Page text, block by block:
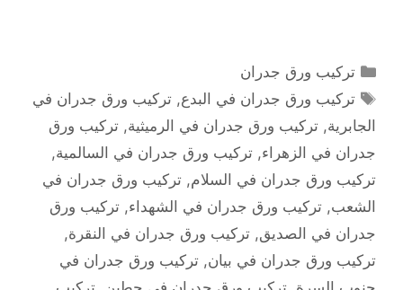
التصنيفات
تركيب ورق جدران
الوسوم
تركيب ورق جدران في البدع,تركيب ورق جدران في
الجابرية, تركيب ورق جدران في الرميثية, تركيب ورق
جدران في الزهراء, تركيب ورق جدران في السالمية,
تركيب ورق جدران في السلام, تركيب ورق جدران في
الشعب, تركيب ورق جدران في الشهداء, تركيب ورق
جدران في الصديق, تركيب ورق جدران في النقرة,
تركيب ورق جدران في بيان, تركيب ورق جدران في